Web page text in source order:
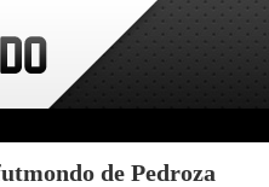
de Pedroza